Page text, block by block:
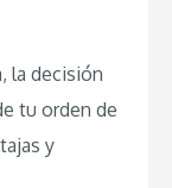
la decisión
tu orden de
y